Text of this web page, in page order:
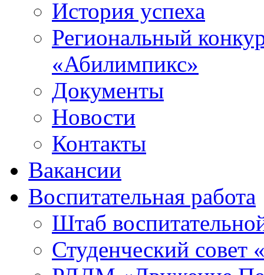
История успеха
Региональный
«Абилимпикс»
Документы
Новости
Контакты
Вакансии
Воспитательная работа
Штаб
Студенческий совет